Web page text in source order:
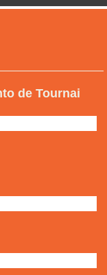
de Tournai